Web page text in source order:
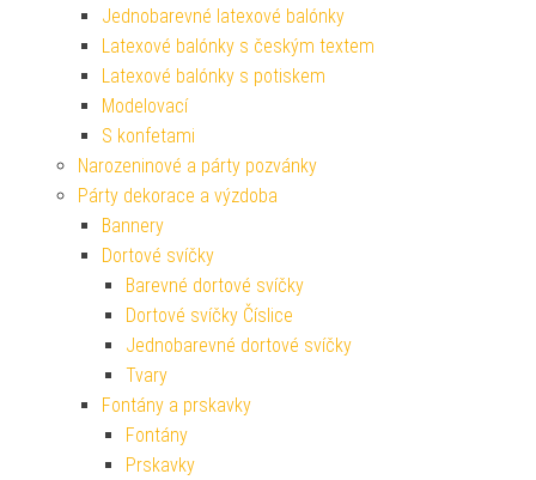
Jednobarevné latexové balónky
Latexové balónky s českým textem
Latexové balónky s potiskem
Modelovací
S konfetami
Narozeninové a párty pozvánky
Párty dekorace a výzdoba
Bannery
Dortové svíčky
Barevné dortové svíčky
Dortové svíčky Číslice
Jednobarevné dortové svíčky
Tvary
Fontány a prskavky
Fontány
Prskavky